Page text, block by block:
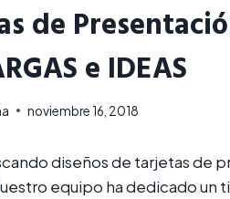
de
e IDEAS
noviembre 16, 2018
diseños de tarjetas de
equipo ha dedicado un